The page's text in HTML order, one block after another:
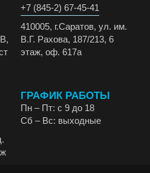
+7 (845-2) 67-45-41
410005, г.Саратов, ул. им.
В.Г. Рахова, 187/213, 6
этаж, оф. 617а
ГРАФИК РАБОТЫ
Пн – Пт: с 9 до 18
Сб – Вс: выходные